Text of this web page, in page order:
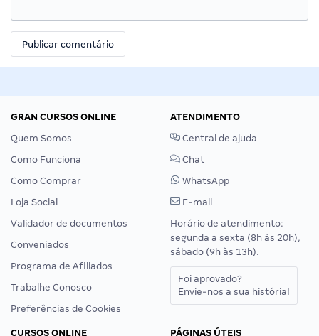
GRAN CURSOS ONLINE
Quem Somos
Como Funciona
Como Comprar
Loja Social
Validador de documentos
Conveniados
Programa de Afiliados
Trabalhe Conosco
Preferências de Cookies
ATENDIMENTO
Central de ajuda
Chat
WhatsApp
E-mail
Horário de atendimento:
segunda a sexta (8h às 20h),
sábado (9h às 13h).
Foi aprovado?
Envie-nos a sua história!
CURSOS ONLINE
PÁGINAS ÚTEIS